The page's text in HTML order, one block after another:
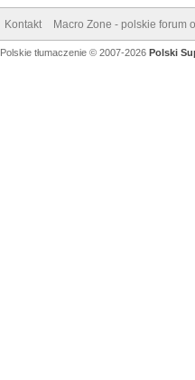
Kontakt Macro Zone - polskie forum
Polskie tłumaczenie © 2007-2026 Polski